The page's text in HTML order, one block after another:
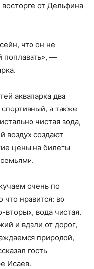
от Дельфина
что он не
поплавать», —
аквапарка два
а также
чистая вода,
воздух создают
цены на билеты
очень по
нравится: во
вторых, вода чистая,
и вдали от дорог,
природой,
гость
Исаев.